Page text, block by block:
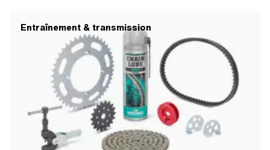
Entraînement & transmission